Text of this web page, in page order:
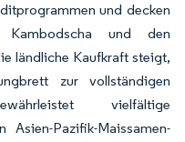
und decken
und den
ländliche Kaufkraft steigt,
zur vollständigen
vielfältige
Pazifik-Maissamen-